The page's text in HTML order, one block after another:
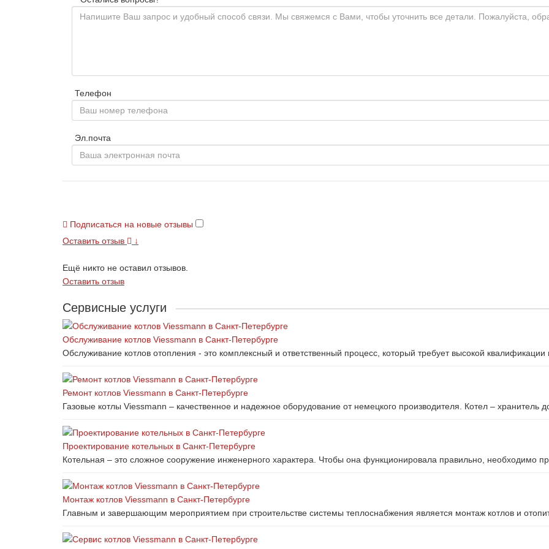
Телефон
Эл.почта
Подписаться на новые отзывы
Оставить отзыв
↓
Ещё никто не оставил отзывов.
Оставить отзыв
Сервисные услуги
Обслуживание котлов Viessmann в Санкт-Петербурге
Обслуживание котлов отопления - это комплексный и ответственный процесс, который требует высокой квалификации
Ремонт котлов Viessmann в Санкт-Петербурге
Газовые котлы Viessmann – качественное и надежное оборудование от немецкого производителя. Котел – хранитель
Проектирование котельных в Санкт-Петербурге
Котельная – это сложное сооружение инженерного характера. Чтобы она функционировала правильно, необходимо
Монтаж котлов Viessmann в Санкт-Петербурге
Главным и завершающим мероприятием при строительстве системы теплоснабжения является монтаж котлов и